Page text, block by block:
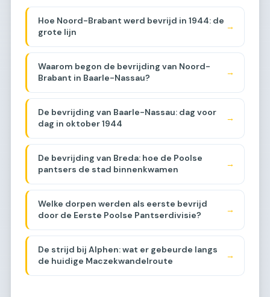
Hoe Noord-Brabant werd bevrijd in 1944: de
grote lijn
→
Waarom begon de bevrijding van Noord-
Brabant in Baarle-Nassau?
→
De bevrijding van Baarle-Nassau: dag voor
dag in oktober 1944
→
De bevrijding van Breda: hoe de Poolse
pantsers de stad binnenkwamen
→
Welke dorpen werden als eerste bevrijd
door de Eerste Poolse Pantserdivisie?
→
De strijd bij Alphen: wat er gebeurde langs
de huidige Maczekwandelroute
→